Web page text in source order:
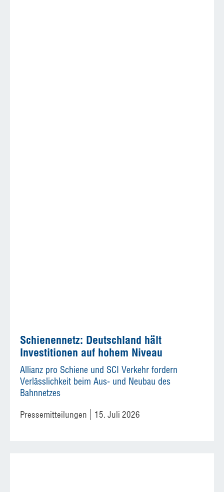
Schienennetz: Deutschland hält
Investitionen auf hohem Niveau
Allianz pro Schiene und SCI Verkehr fordern
Verlässlichkeit beim Aus- und Neubau des
Bahnnetzes
Pressemitteilungen 15. Juli 2026